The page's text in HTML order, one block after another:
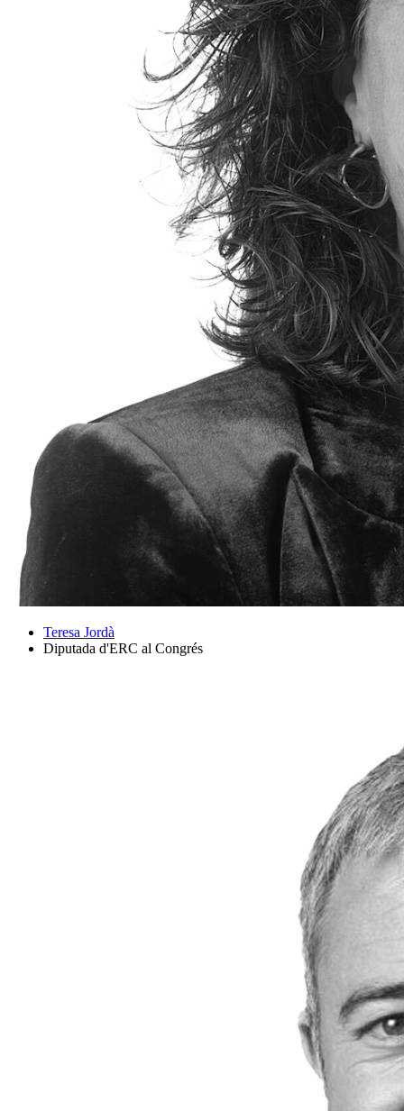
Teresa Jordà
Diputada d'ERC al Congrés